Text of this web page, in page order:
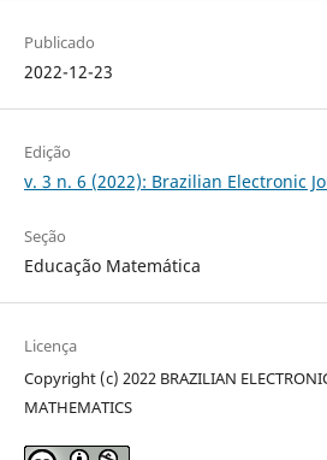
Publicado
2022-12-23
Edição
v. 3 n. 6 (2022): Brazilian Electronic
Seção
Educação Matemática
Licença
Copyright (c) 2022 BRAZILIAN
MATHEMATICS